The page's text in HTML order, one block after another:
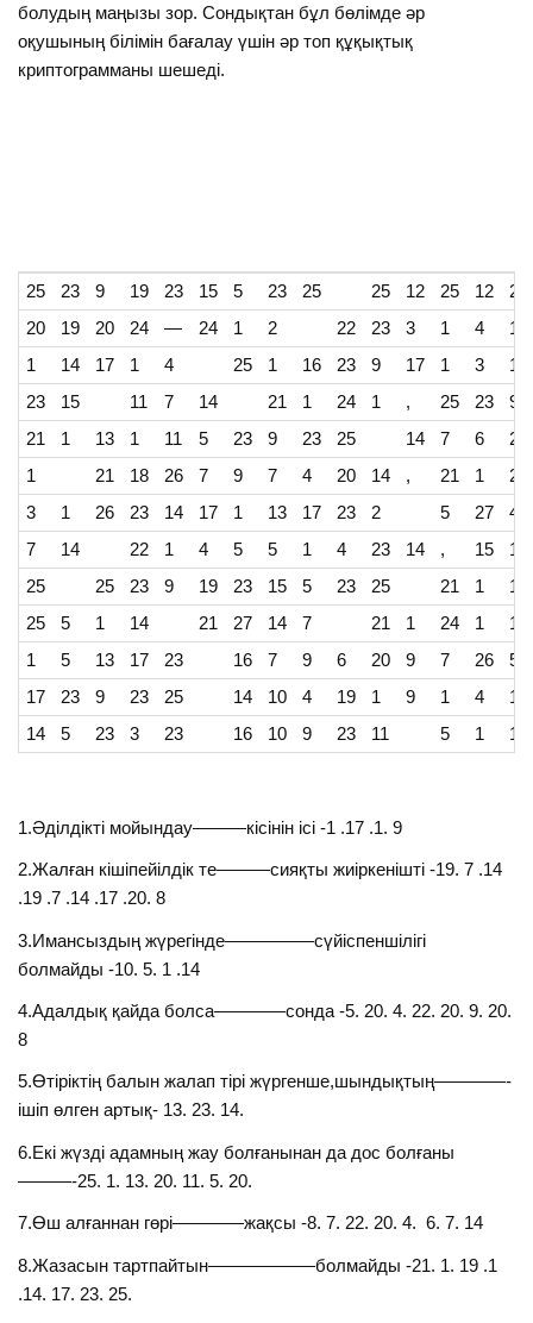
болудың маңызы зор. Сондықтан бұл бөлімде әр
оқушының білімін бағалау үшін әр топ құқықтық
криптограмманы шешеді.
25 23 9 19 23 15 5 23 25 25 12 25 12
25
20
19 20 24 — 24 1 2 22 23 3 1 4
13
1
14 17 1 4 25 1 16 23 9 17 1 3
1
23
15 11 7 14 21 1 24 1 , 25 23
9
21
1 13 1 11 5 23 9 23 25 14 7 6
20
1
21 18 26 7 9 7 4 20 14 , 21 1
24
3
1 26 23 14 17 1 13 17 23 2 5 27
4
7
14 22 1 4 5 5 1 4 23 14 , 15
10
25
25 23 9 19 23 15 5 23 25 21 1
13
25
5 1 14 21 27 14 7 21 1 24 1
17
1
5 13 17 23 16 7 9 6 20 9 7 26
5
17
23 9 23 25 14 10 4 19 1 9 1 4
17
14
5 23 3 23 16 10 9 23 11 5 1 16
1.Әділдікті мойындау———кісінін ісі -1 .17 .1. 9
2.Жалған кішіпейілдік те———сияқты жиіркенішті -19. 7 .14
.19 .7 .14 .17 .20. 8
3.Имансыздың жүрегінде—————сүйіспеншілігі
болмайды -10. 5. 1 .14
4.Адалдық қайда болса————сонда -5. 20. 4. 22. 20. 9. 20.
8
5.Өтіріктің балын жалап тірі жүргенше,шындықтың————-
ішіп өлген артық- 13. 23. 14.
6.Екі жүзді адамның жау болғанынан да дос болғаны
———-25. 1. 13. 20. 11. 5. 20.
7.­­­­­­Өш алғаннан гөрі————жақсы -8. 7. 22. 20. 4. 6. 7. 14
8.Жазасын тартпайтын——————болмайды -21. 1. 19 .1
.14. 17. 23. 25.